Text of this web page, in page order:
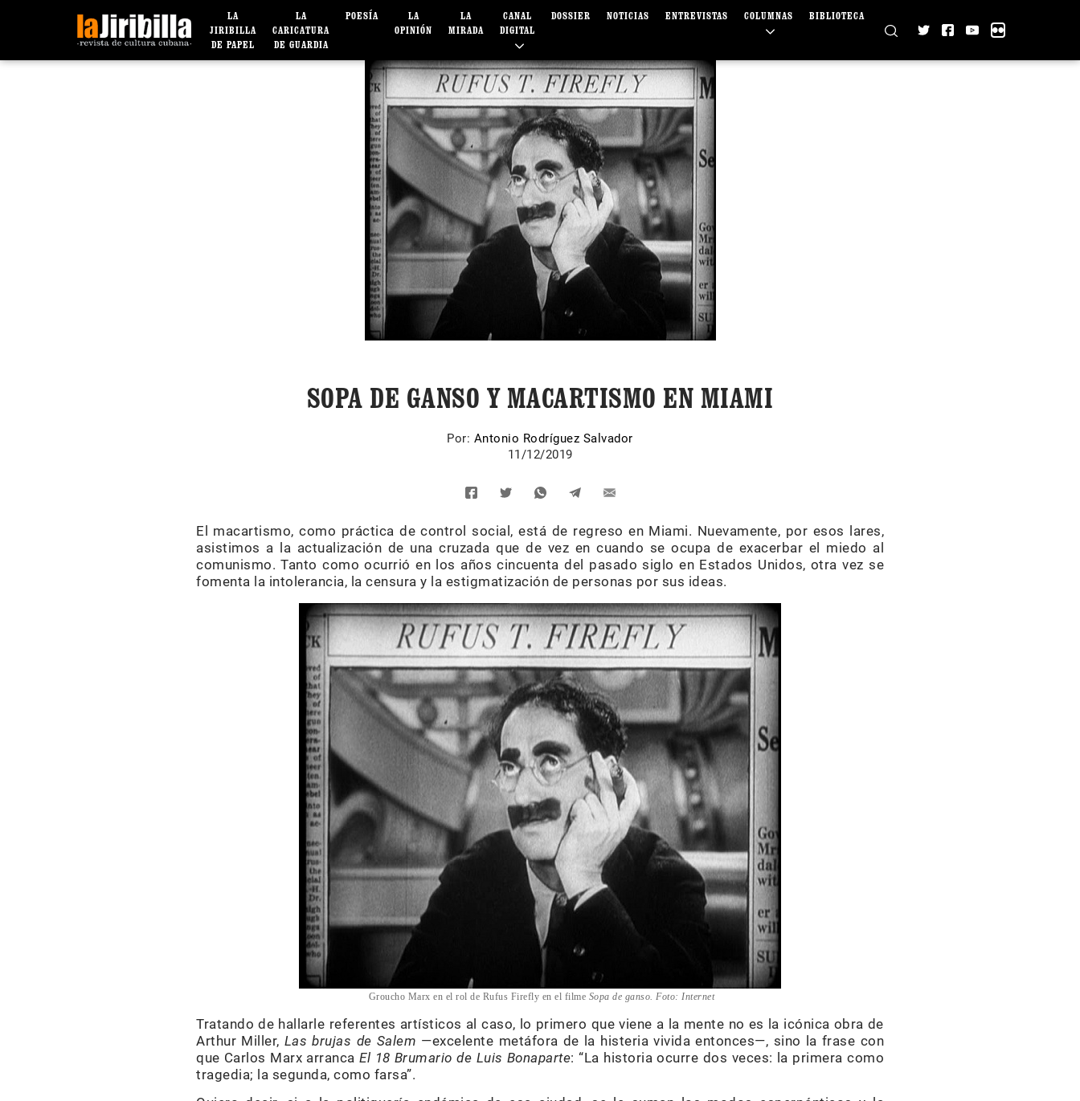
LA
JIRIBILLA
DE PAPEL
LA
CARICATURA
DE GUARDIA
POESÍA
LA
OPINIÓN
LA
MIRADA
CANAL
DIGITAL
DOSSIER NOTICIAS ENTREVISTAS COLUMNAS BIBLIOTECA
SOPA DE GANSO Y MACARTISMO EN MIAMI
Por: Antonio Rodríguez Salvador
11/12/2019
El macartismo, como práctica de control social, está de regreso en Miami. Nuevamente, por esos lares,
asistimos a la actualización de una cruzada que de vez en cuando se ocupa de exacerbar el miedo al
comunismo. Tanto como ocurrió en los años cincuenta del pasado siglo en Estados Unidos, otra vez se
fomenta la intolerancia, la censura y la estigmatización de personas por sus ideas.
Groucho Marx en el rol de Rufus Firefly en el filme Sopa de ganso. Foto: Internet
Tratando de hallarle referentes artísticos al caso, lo primero que viene a la mente no es la icónica obra de
Arthur Miller, Las brujas de Salem —excelente metáfora de la histeria vivida entonces—, sino la frase con
que Carlos Marx arrancaEl 18 Brumario de Luis Bonaparte: “La historia ocurre dos veces: la primera como
tragedia; la segunda, como farsa”.